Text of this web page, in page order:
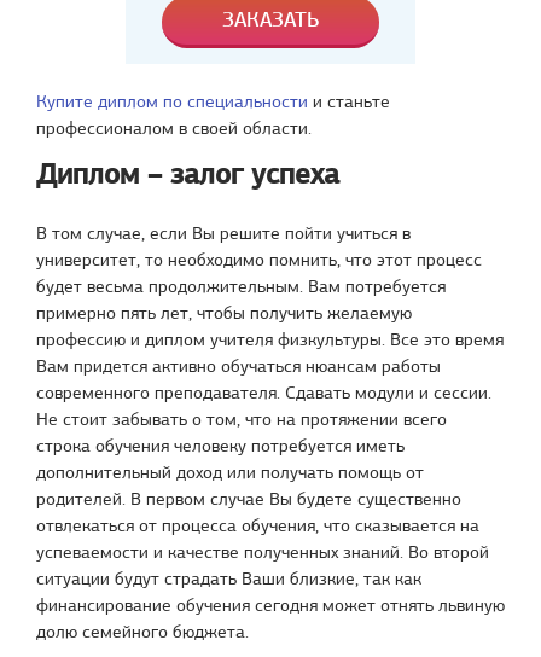
Купите диплом по специальности и станьте
профессионалом в своей области.
Диплом – залог успеха
В том случае, если Вы решите пойти учиться в
университет, то необходимо помнить, что этот процесс
будет весьма продолжительным. Вам потребуется
примерно пять лет, чтобы получить желаемую
профессию и диплом учителя физкультуры. Все это время
Вам придется активно обучаться нюансам работы
современного преподавателя. Сдавать модули и сессии.
Не стоит забывать о том, что на протяжении всего
строка обучения человеку потребуется иметь
дополнительный доход или получать помощь от
родителей. В первом случае Вы будете существенно
отвлекаться от процесса обучения, что сказывается на
успеваемости и качестве полученных знаний. Во второй
ситуации будут страдать Ваши близкие, так как
финансирование обучения сегодня может отнять львиную
долю семейного бюджета.